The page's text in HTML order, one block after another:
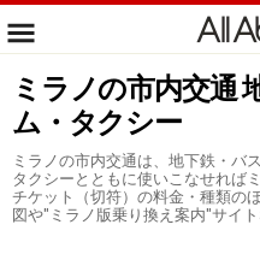
ミラノの市内交通
ム・タクシー
ミラノの市内交通は、地下鉄・バ
タクシーとともに使いこなせれば
チケット（切符）の料金・種類の
図や"ミラノ版乗り換え案内"サイ